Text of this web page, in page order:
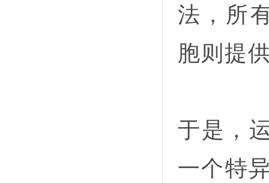
法，所
胞则提
于是，
一个特